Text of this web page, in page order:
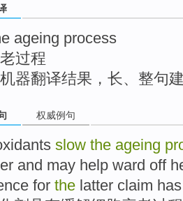
ageing process
过程
器翻译结果，长、整句
权威例句
slow the ageing
and may help ward off
for the latter claim